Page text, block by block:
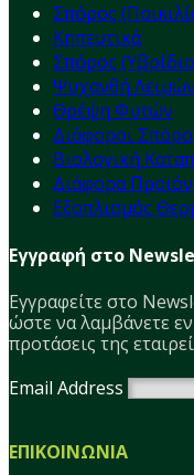
Σπόρος
Κηπευτικά
Σπόρος
Ψυχανθή
Θρέψη Φυτών
Διάφοροι
Βιολογική
Διάφορα
Εξοπλισμός
Εγγραφή στο
Εγγραφείτε στο
ώστε να λαμβάνετε
προτάσεις της
Email Address
ΕΠΙΚΟΙΝΩΝΙΑ